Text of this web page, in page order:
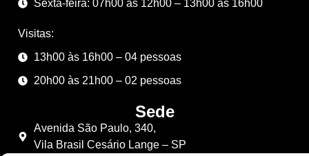
Sexta-feira: 07h00 às 12h00 – 13h00 às 16h00
Visitas:
13h00 às 16h00 – 04 pessoas
20h00 às 21h00 – 02 pessoas
Sede
Avenida São Paulo, 340,
Vila Brasil Cesário Lange – SP